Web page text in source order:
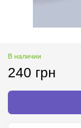
В наличии
240 грн